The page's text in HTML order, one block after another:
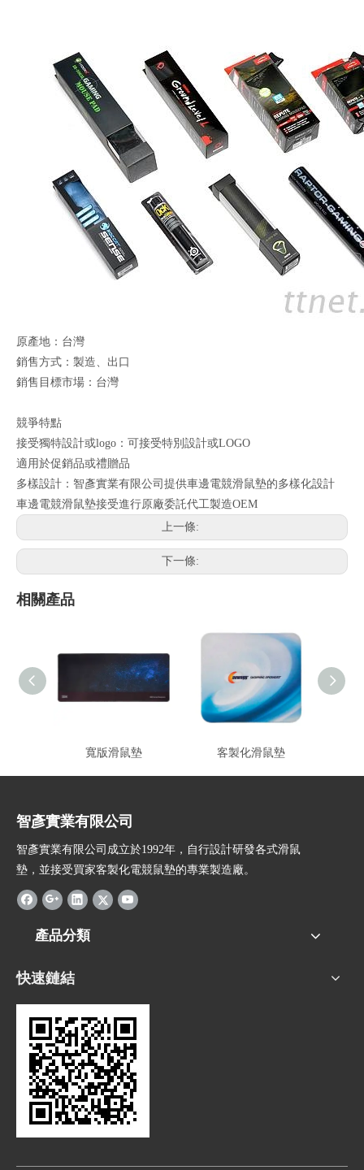
原產地：台灣
銷售方式：製造、出口
銷售目標市場：台灣
競爭特點
接受獨特設計或logo：可接受特別設計或LOGO
適用於促銷品或禮贈品
多樣設計：智彥實業有限公司提供車邊電競滑鼠墊的多樣化設計
車邊電競滑鼠墊接受進行原廠委託代工製造OEM
上一條:
下一條:
相關產品
寬版滑鼠墊 客製化滑鼠墊
智彥實業有限公司
智彥實業有限公司成立於1992年，自行設計研發各式滑鼠
墊，並接受買家客製化電競鼠墊的專業製造廠。
產品分類
快速鏈結